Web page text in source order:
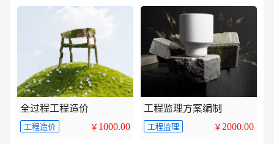
全过程工程造价
工程造价 ￥ 1000.00
工程监理方案编制
工程监理 ￥ 2000.00